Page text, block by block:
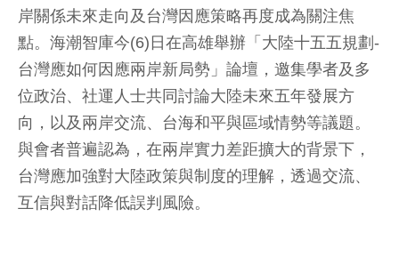
岸關係未來走向及台灣因應策略再度成為關注焦
點。海潮智庫今(6)日在高雄舉辦「大陸十五五規劃-
台灣應如何因應兩岸新局勢」論壇，邀集學者及多
位政治、社運人士共同討論大陸未來五年發展方
向，以及兩岸交流、台海和平與區域情勢等議題。
與會者普遍認為，在兩岸實力差距擴大的背景下，
台灣應加強對大陸政策與制度的理解，透過交流、
互信與對話降低誤判風險。